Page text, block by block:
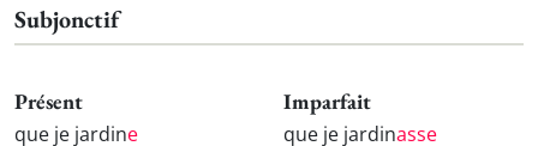
Subjonctif
Présent
que je jardine
Imparfait
que je jardinasse